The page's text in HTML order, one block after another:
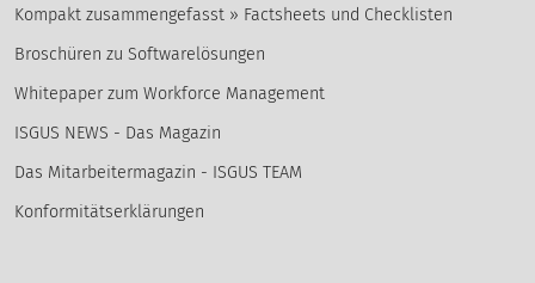
Kompakt zusammengefasst » Factsheets und Checklisten
Broschüren zu Softwarelösungen
Whitepaper zum Workforce Management
ISGUS NEWS - Das Magazin
Das Mitarbeitermagazin - ISGUS TEAM
Konformitätserklärungen